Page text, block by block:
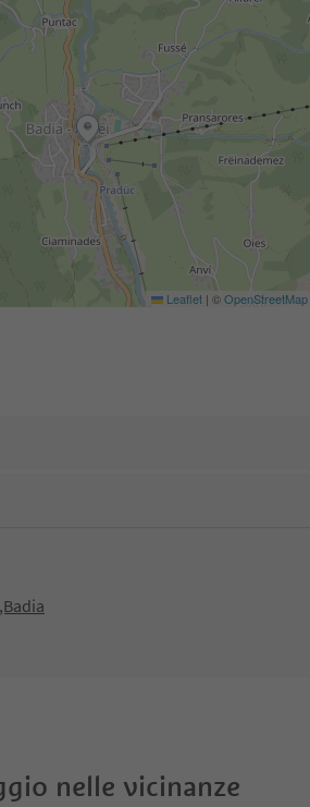
Leaflet | ©OpenStreetMap
nelle vicinanze